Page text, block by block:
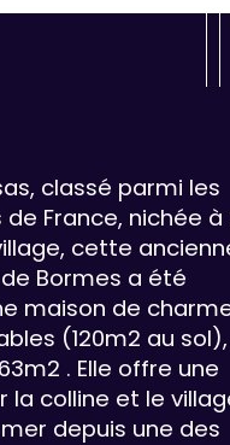
classé parmi les
France, nichée à
cette
Bormes a été
maison de
(120m2 au sol),
. Elle offre une
la colline et le
depuis une des